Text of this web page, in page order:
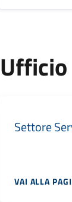
Settore
VAI ALLA